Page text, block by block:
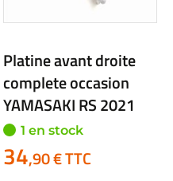
Platine avant droite
complete occasion
YAMASAKI RS 2021
1 en stock
34,90 € TTC